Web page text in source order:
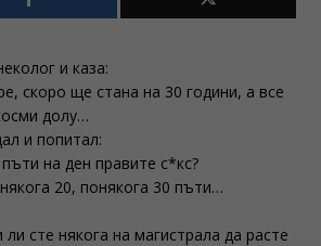
и каза:
скоро ще стана на 30 години, а все
долу…
и попитал:
на ден правите с*кс?
20, понякога 30 пъти…
сте някога на магистрала да расте